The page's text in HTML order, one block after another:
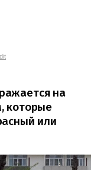
на
которые
или